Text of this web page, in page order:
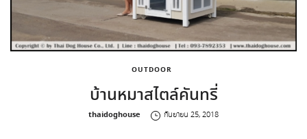
OUTDOOR
บ้านหมาสไตล์คันทรี่
by
thaidoghouse กันยายน 25, 2018